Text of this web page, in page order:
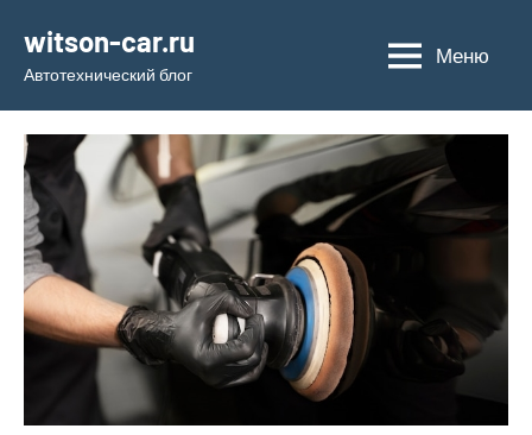
содержимому
witson-car.ru
Автотехнический блог
Меню